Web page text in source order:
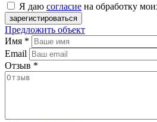
Я даю согласие на обработку
Предложить объект
Имя *
Email
Отзыв *